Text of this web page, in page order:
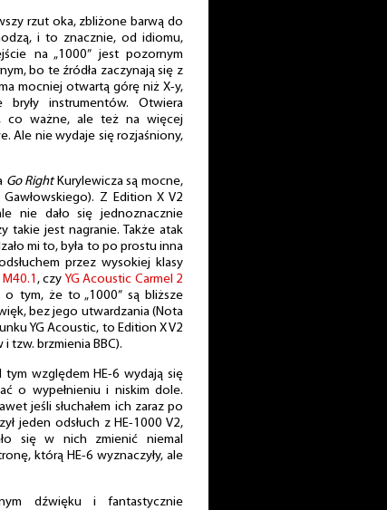
rzut oka, zbliżone barwą do
i to znacznie, od idiomu,
na „1000” jest pozornym
bo te źródła zaczynają się z
mocniej otwartą górę niż X-y,
bryły instrumentów. Otwiera
co ważne, ale też na więcej
Ale nie wydaje się rozjaśniony,
Go RightKurylewicza są mocne,
Gawłowskiego). Z Edition X V2
nie dało się jednoznacznie
takie jest nagranie. Także atak
mi to, była to po prostu inna
przez wysokiej klasy
M40.1, czy YG Acoustic Carmel 2
tym, że to „1000” są bliższe
bez jego utwardzania (Nota
YG Acoustic, to Edition X V2
tzw. brzmienia BBC).
względem HE-6 wydają się
o wypełnieniu i niskim dole.
jeśli słuchałem ich zaraz po
jeden odsłuch z HE-1000 V2,
się w nich zmienić niemal
którą HE-6 wyznaczyły, ale
dźwięku i fantastycznie